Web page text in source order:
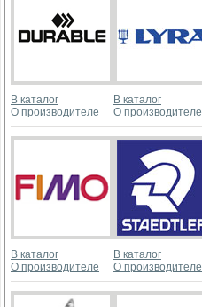
В каталог
О производителе
В каталог
О производителе
В каталог
О производителе
В каталог
О производителе